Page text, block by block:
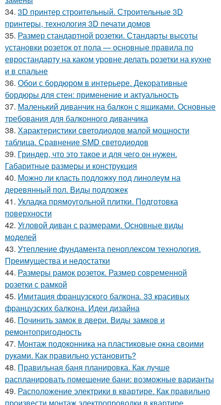
34. 3D принтер строительный. Строительные 3D
принтеры, технология 3D печати домов
35. Размер стандартной розетки. Стандарты высоты
установки розеток от пола — основные правила по
евростандарту на каком уровне делать розетки на кухне
и в спальне
36. Обои с бордюром в интерьере. Декоративные
бордюры для стен: применение и актуальность
37. Маленький диванчик на балкон с ящиками. Основные
требования для балконного диванчика
38. Характеристики светодиодов малой мощности
таблица. Сравнение SMD светодиодов
39. Гриндер, что это такое и для чего он нужен.
Габаритные размеры и конструкция
40. Можно ли класть подложку под линолеум на
деревянный пол. Виды подложек
41. Укладка прямоугольной плитки. Подготовка
поверхности
42. Угловой диван с размерами. Основные виды
моделей
43. Утепление фундамента пеноплексом технология.
Преимущества и недостатки
44. Размеры рамок розеток. Размер современной
розетки с рамкой
45. Имитация французского балкона. 33 красивых
французских балкона. Идеи дизайна
46. Починить замок в двери. Виды замков и
ремонтопригодность
47. Монтаж подоконника на пластиковые окна своими
руками. Как правильно установить?
48. Правильная баня планировка. Как лучше
распланировать помещение бани: возможные варианты
49. Расположение электрики в квартире. Как правильно
произвести монтаж электропроводки в квартире